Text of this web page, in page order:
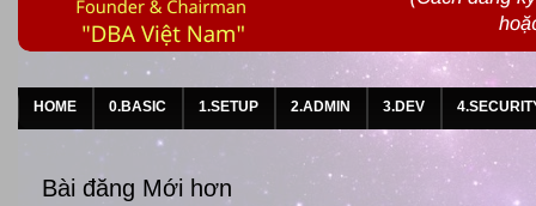
HOME 0.BASIC 1.SETUP 2.ADMIN 3.DEV
Bài đăng Mới hơn